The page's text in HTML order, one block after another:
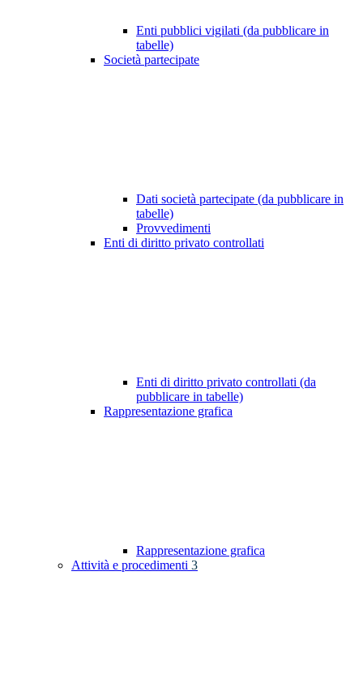
Enti pubblici vigilati (da pubblicare in
tabelle)
Società partecipate
Dati società partecipate (da pubblicare in
tabelle)
Provvedimenti
Enti di diritto privato controllati
Enti di diritto privato controllati (da
pubblicare in tabelle)
Rappresentazione grafica
Rappresentazione grafica
Attività e procedimenti 3